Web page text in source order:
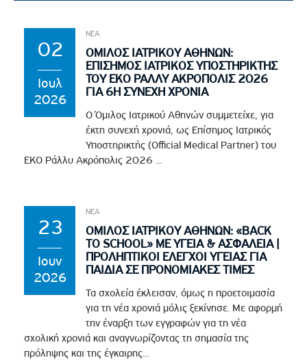
02
Ιουλ
2026
ΝΕΑ
ΟΜΙΛΟΣ ΙΑΤΡΙΚΟΥ ΑΘΗΝΩΝ:
ΕΠΙΣΗΜΟΣ ΙΑΤΡΙΚΟΣ ΥΠΟΣΤΗΡΙΚΤΗΣ
ΤΟΥ EKO ΡΑΛΛΥ ΑΚΡΟΠΟΛΙΣ 2026
ΓΙΑ 6Η ΣΥΝΕΧΗ ΧΡΟΝΙΑ
Ο Όμιλος Ιατρικού Αθηνών συμμετείχε, για
έκτη συνεχή χρονιά, ως Επίσημος Ιατρικός
Υποστηρικτής (Official Medical Partner) του
EKO Ράλλυ Ακρόπολις 2026 ...
23
Ιουν
2026
ΝΕΑ
ΟΜΙΛΟΣ ΙΑΤΡΙΚΟΥ ΑΘΗΝΩΝ: «BACK
TO SCHOOL» ΜΕ ΥΓΕΙΑ & ΑΣΦΑΛΕΙΑ |
ΠΡΟΛΗΠΤΙΚΟΙ ΕΛΕΓΧΟΙ ΥΓΕΙΑΣ ΓΙΑ
ΠΑΙΔΙΑ ΣΕ ΠΡΟΝΟΜΙΑΚΕΣ ΤΙΜΕΣ
Τα σχολεία έκλεισαν, όμως η προετοιμασία
για τη νέα χρονιά μόλις ξεκίνησε. Με αφορμή
την έναρξη των εγγραφών για τη νέα
σχολική χρονιά και αναγνωρίζοντας τη σημασία της
πρόληψης και της έγκαιρης...